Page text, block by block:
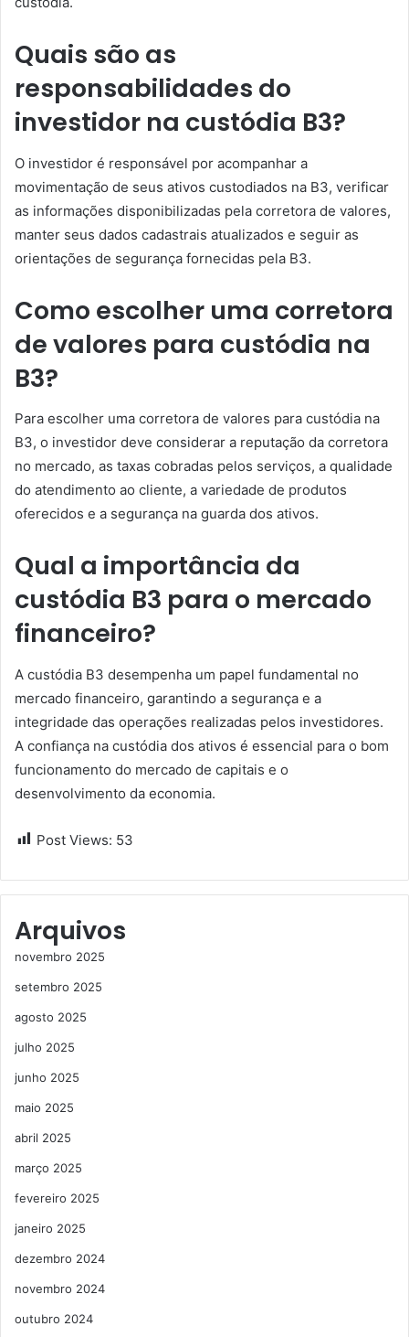
Quais são as
responsabilidades do
investidor na custódia B3?
O investidor é responsável por acompanhar a
movimentação de seus ativos custodiados na B3, verificar
as informações disponibilizadas pela corretora de valores,
manter seus dados cadastrais atualizados e seguir as
orientações de segurança fornecidas pela B3.
Como escolher uma corretora
de valores para custódia na
B3?
Para escolher uma corretora de valores para custódia na
B3, o investidor deve considerar a reputação da corretora
no mercado, as taxas cobradas pelos serviços, a qualidade
do atendimento ao cliente, a variedade de produtos
oferecidos e a segurança na guarda dos ativos.
Qual a importância da
custódia B3 para o mercado
financeiro?
A custódia B3 desempenha um papel fundamental no
mercado financeiro, garantindo a segurança e a
integridade das operações realizadas pelos investidores.
A confiança na custódia dos ativos é essencial para o bom
funcionamento do mercado de capitais e o
desenvolvimento da economia.
Post Views: 53
Arquivos
novembro 2025
setembro 2025
agosto 2025
julho 2025
junho 2025
maio 2025
abril 2025
março 2025
fevereiro 2025
janeiro 2025
dezembro 2024
novembro 2024
outubro 2024